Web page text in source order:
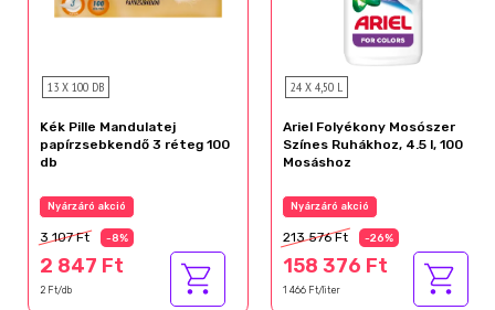
13 X 100 DB
Kék Pille Mandulatej
papírzsebkendő 3 réteg 100
db
Nyárzáró akció
3 107 Ft -8%
2 847 Ft
2 Ft/db
24 X 4,50 L
Ariel Folyékony Mosószer
Színes Ruhákhoz, 4.5 l, 100
Mosáshoz
Nyárzáró akció
213 576 Ft -26%
158 376 Ft
1 466 Ft/liter